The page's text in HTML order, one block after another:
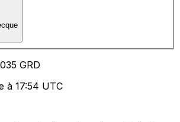
GRD
à 17:54 UTC